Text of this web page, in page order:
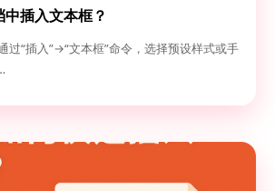
插入文本框？
过“插入”→“文本框”命令，选择预设样式或手